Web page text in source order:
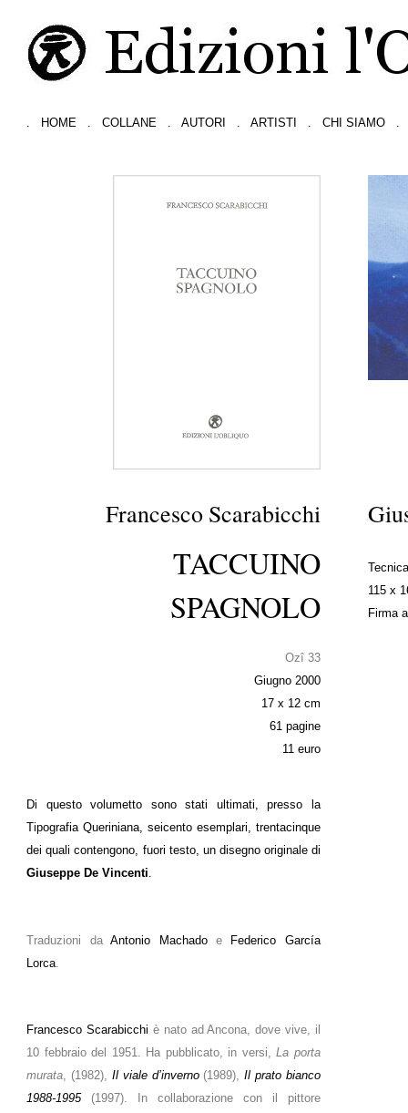
HOME COLLANE AUTORI ARTISTI CHI SIAMO
Francesco Scarabicchi
TACCUINO
SPAGNOLO
Ozî 33
Giugno 2000
17 x 12 cm
61 pagine
11 euro
Di questo volumetto sono stati ultimati, presso la
Tipografia Queriniana, seicento esemplari, trentacinque
dei quali contengono, fuori testo, un disegno originale di
Giuseppe De Vincenti
Traduzioni daAntonio Machadoe Federico García
Lorca
Francesco Scarabicchi è nato ad Ancona, dove vive, il
10 febbraio del 1951. Ha pubblicato, in versi,La porta
murata, (1982), Il viale d’inverno(1989),Il prato bianco
1988-1995(1997). In collaborazione con il pittore
115 x
Firma